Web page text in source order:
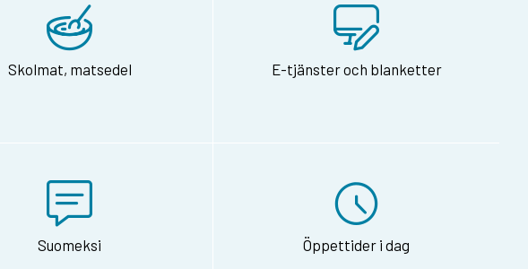
Skolmat, matsedel E-tjänster och blanketter
Suomeksi Öppettider i dag